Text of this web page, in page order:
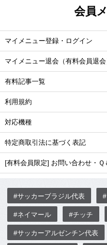
会員
マイメニュー登録・ログイン
マイメニュー退会（有料会員退会
有料記事一覧
利用規約
対応機種
特定商取引法に基づく表記
[有料会員限定] お問い合わせ・Ｑ
#サッカーブラジル代表
#ネイマール #チッチ
#サッカーアルゼンチン代表